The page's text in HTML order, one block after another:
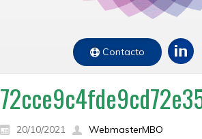
Contacto
20/10/2021 WebmasterMBO